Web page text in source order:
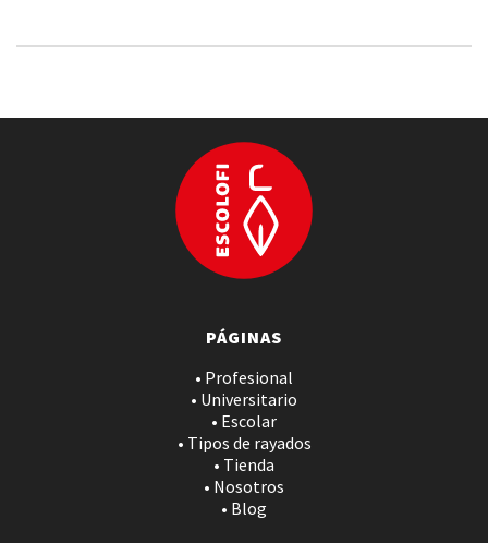
PÁGINAS
• Profesional
• Universitario
• Escolar
• Tipos de rayados
• Tienda
• Nosotros
• Blog